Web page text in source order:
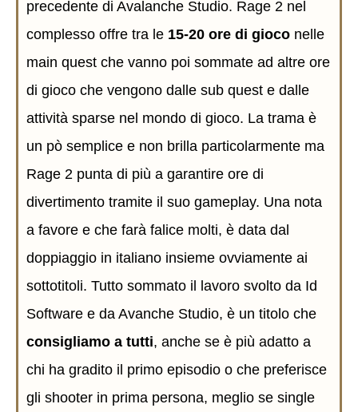
precedente di Avalanche Studio. Rage 2 nel
complesso offre tra le 15-20 ore di gioco nelle
main quest che vanno poi sommate ad altre ore
di gioco che vengono dalle sub quest e dalle
attività sparse nel mondo di gioco. La trama è
un pò semplice e non brilla particolarmente ma
Rage 2 punta di più a garantire ore di
divertimento tramite il suo gameplay. Una nota
a favore e che farà falice molti, è data dal
doppiaggio in italiano insieme ovviamente ai
sottotitoli. Tutto sommato il lavoro svolto da Id
Software e da Avanche Studio, è un titolo che
consigliamo a tutti, anche se è più adatto a
chi ha gradito il primo episodio o che preferisce
gli shooter in prima persona, meglio se single